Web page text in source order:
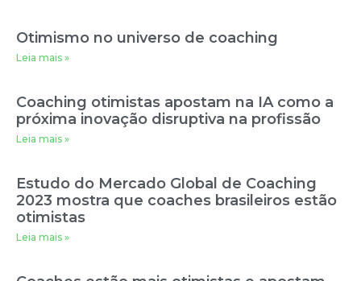
Otimismo no universo de coaching
Leia mais »
Coaching otimistas apostam na IA como a
próxima inovação disruptiva na profissão
Leia mais »
Estudo do Mercado Global de Coaching
2023 mostra que coaches brasileiros estão
otimistas
Leia mais »